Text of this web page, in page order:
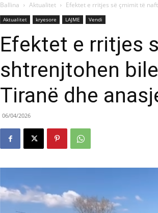
Ballina Aktualitet Efektet e rritjes së çmimit të
Aktualitet kryesore LAJME Vendi
Efektet e rritjes
shtrenjtohen
Tiranë dhe
06/04/2026